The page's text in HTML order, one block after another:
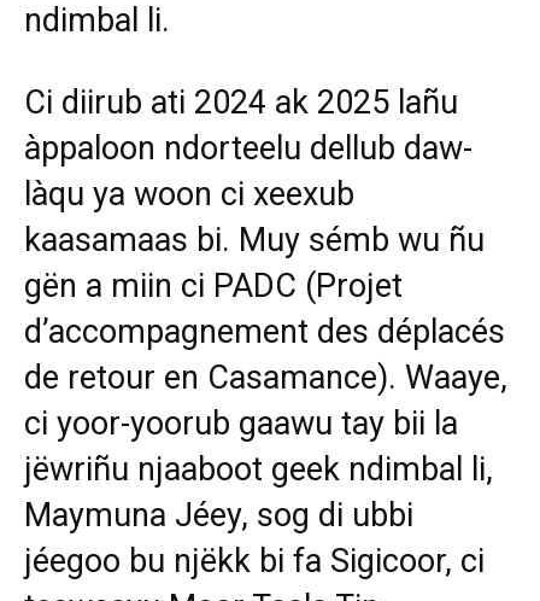
ndimbal li.
Ci diirub ati 2024 ak 2025 lañu
àppaloon ndorteelu dellub daw-
làqu ya woon ci xeexub
kaasamaas bi. Muy sémb wu ñu
gën a miin ci PADC (Projet
d’accompagnement des déplacés
de retour en Casamance). Waaye,
ci yoor-yoorub gaawu tay bii la
jëwriñu njaaboot geek ndimbal li,
Maymuna Jéey, sog di ubbi
jéegoo bu njëkk bi fa Sigicoor, ci